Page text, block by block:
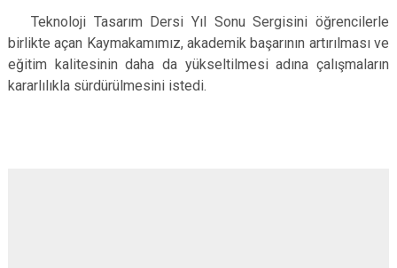
Teknoloji Tasarım Dersi Yıl Sonu Sergisini öğrencilerle
birlikte açan Kaymakamımız, akademik başarının artırılması ve
eğitim kalitesinin daha da yükseltilmesi adına çalışmaların
kararlılıkla sürdürülmesini istedi.